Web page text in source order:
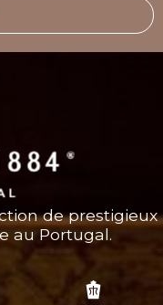
de prestigieux
au Portugal.